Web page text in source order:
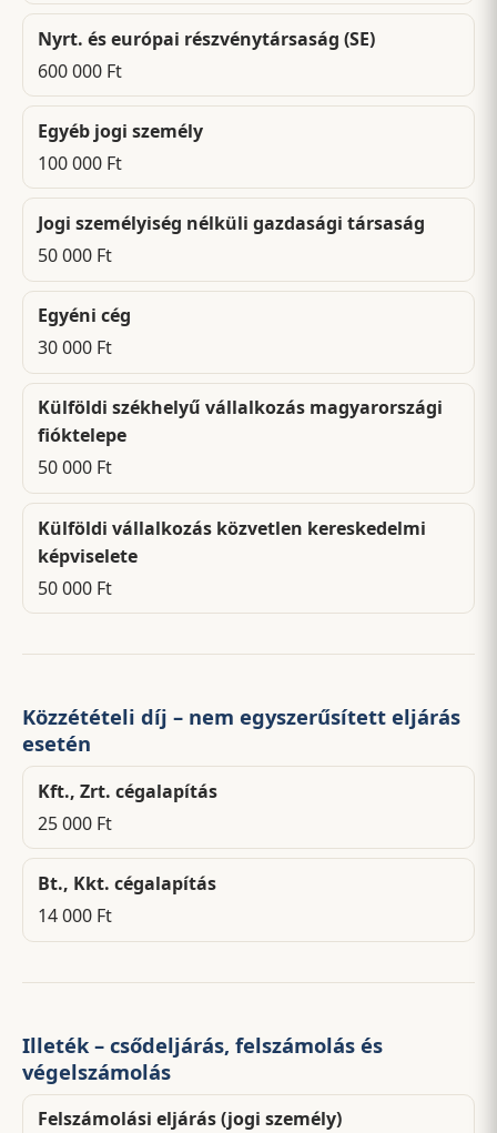
Nyrt. és európai részvénytársaság (SE)
600 000 Ft
Egyéb jogi személy
100 000 Ft
Jogi személyiség nélküli gazdasági társaság
50 000 Ft
Egyéni cég
30 000 Ft
Külföldi székhelyű vállalkozás magyarországi
fióktelepe
50 000 Ft
Külföldi vállalkozás közvetlen kereskedelmi
képviselete
50 000 Ft
Közzétételi díj – nem egyszerűsített eljárás
esetén
Kft., Zrt. cégalapítás
25 000 Ft
Bt., Kkt. cégalapítás
14 000 Ft
Illeték – csődeljárás, felszámolás és
végelszámolás
Felszámolási eljárás (jogi személy)